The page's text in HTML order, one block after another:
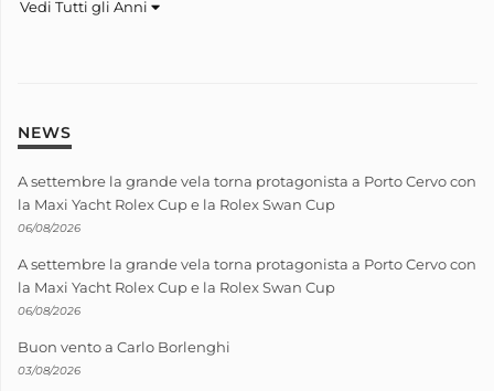
Vedi Tutti gli Anni
NEWS
A settembre la grande vela torna protagonista a Porto Cervo con
la Maxi Yacht Rolex Cup e la Rolex Swan Cup
06/08/2026
A settembre la grande vela torna protagonista a Porto Cervo con
la Maxi Yacht Rolex Cup e la Rolex Swan Cup
06/08/2026
Buon vento a Carlo Borlenghi
03/08/2026